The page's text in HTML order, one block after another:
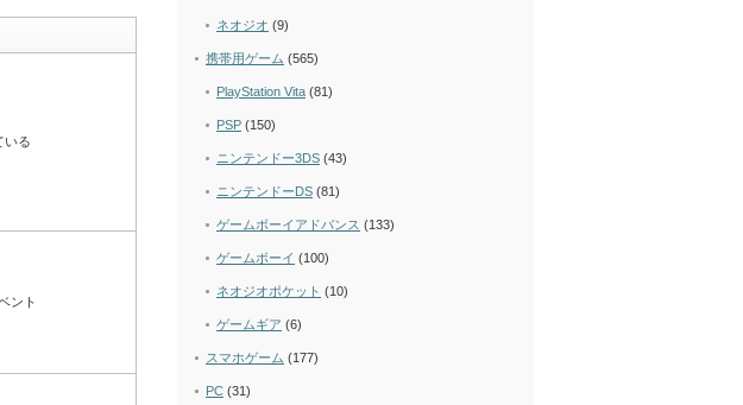
いる
ント
ネオジオ (9)
携帯用ゲーム (565)
PlayStation Vita (81)
PSP (150)
ニンテンドー3DS (43)
ニンテンドーDS (81)
ゲームボーイアドバンス (133)
ゲームボーイ (100)
ネオジオポケット (10)
ゲームギア (6)
スマホゲーム (177)
PC (31)